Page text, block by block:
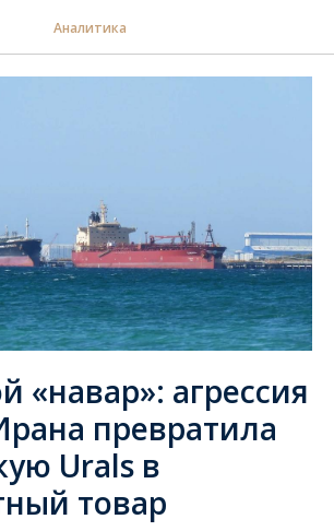
Аналитика
«навар»: агрессия
превратила
Urals в
товар